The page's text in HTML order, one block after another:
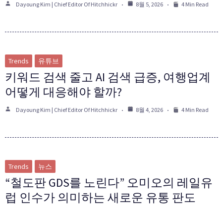
Dayoung Kim | Chief Editor Of Hitchhickr 8월 5, 2026 4 Min Read
Trends 유튜브
키워드 검색 줄고 AI 검색 급증, 여행업계
어떻게 대응해야 할까?
Dayoung Kim | Chief Editor Of Hitchhickr 8월 4, 2026 4 Min Read
Trends 뉴스
“철도판 GDS를 노린다” 오미오의 레일유
럽 인수가 의미하는 새로운 유통 판도